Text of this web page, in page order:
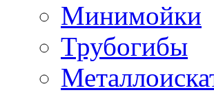
Минимойки
Трубогибы